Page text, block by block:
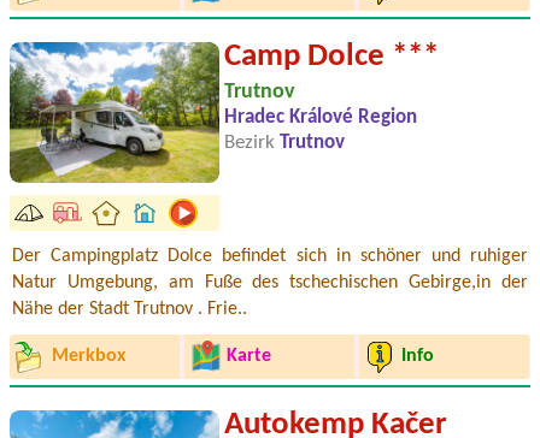
Camp Dolce ***
Trutnov
Hradec Králové Region
Bezirk
Trutnov
Der Campingplatz Dolce befindet sich in schöner und ruhiger
Natur Umgebung, am Fuße des tschechischen Gebirge,in der
Nähe der Stadt Trutnov . Frie..
Merkbox Karte Info
Autokemp Kačer